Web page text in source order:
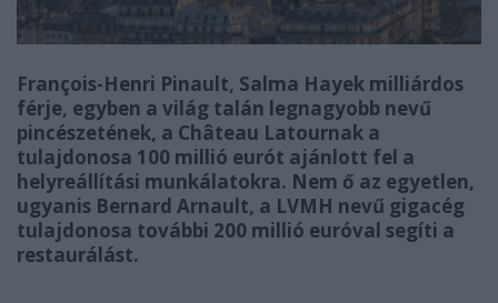
François-Henri Pinault, Salma Hayek milliárdos
férje, egyben a világ talán legnagyobb nevű
pincészetének, a Château Latournak a
tulajdonosa 100 millió eurót ajánlott fel a
helyreállítási munkálatokra. Nem ő az egyetlen,
ugyanis Bernard Arnault, a LVMH nevű gigacég
tulajdonosa további 200 millió euróval segíti a
restaurálást.